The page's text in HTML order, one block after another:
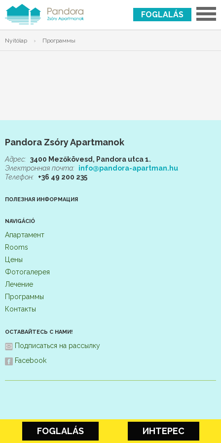
FOGLALÁS
Nyitólap › Программы
Pandora Zsóry Apartmanok
Адрес: 3400 Mezőkövesd, Pandora utca 1.
Электронная почта: info@pandora-apartman.hu
Телефон: +36 49 200 235
ПОЛЕЗНАЯ ИНФОРМАЦИЯ
NAVIGÁCIÓ
Апартамент
Rooms
Цены
Фотогалерея
Лечение
Программы
Контакты
ОСТАВАЙТЕСЬ С НАМИ!
Подписаться на рассылку
Facebook
FOGLALÁS ИНТЕРЕС